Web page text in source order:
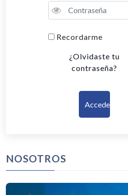
Recordarme
¿Olvidaste tu
contraseña?
Acceder
NOSOTROS